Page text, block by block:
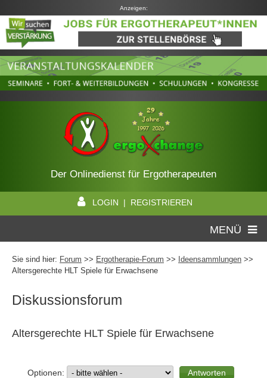
Anzeigen:
Der Onlinedienst für Ergotherapeuten
LOGIN | REGISTRIEREN
MENÜ
Sie sind hier: Forum >> Ergotherapie-Forum >> Ideensammlungen >>
Altersgerechte HLT Spiele für Erwachsene
Diskussionsforum
Altersgerechte HLT Spiele für Erwachsene
Optionen: